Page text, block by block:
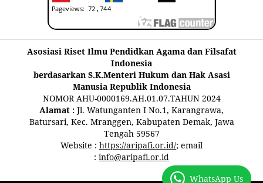
Asosiasi Riset Ilmu Pendidkan Agama dan Filsafat
Indonesia
berdasarkan S.K.Menteri Hukum dan Hak Asasi
Manusia Republik Indonesia
NOMOR AHU-0000169.AH.01.07.TAHUN 2024
Alamat : Jl. Watunganten I No.1, Karangrawa,
Batursari, Kec. Mranggen, Kabupaten Demak, Jawa
Tengah 59567
Website : https://aripafi.or.id/; email
: info@aripafi.or.id
WhatsApp Us